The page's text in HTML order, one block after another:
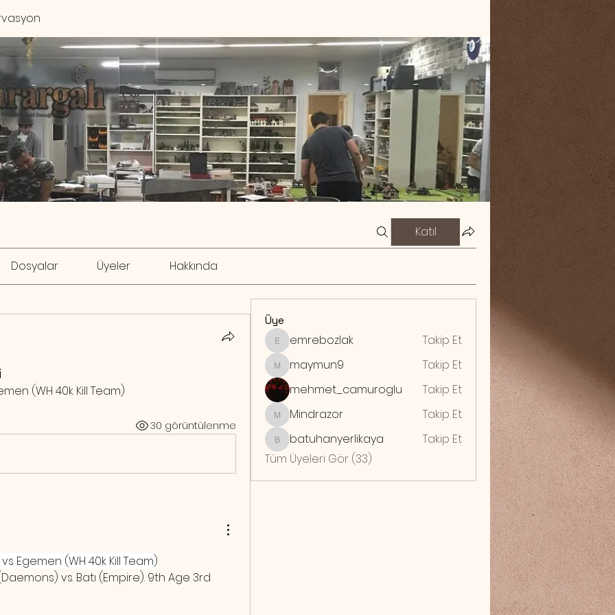
Katıl
Dosyalar Üyeler Hakkında
(WH 40k Kill Team)
30 görüntülenme
Egemen (WH 40k Kill Team)
vs. Batı (Empire). 9th Age 3rd
Üye
emrebozlak
emrebozlak Takip Et
maymun9
maymun9
Takip Et
mehmet_camuroglu
Takip Et
Mindrazor
Mindrazor Takip Et
batuhanyerlikaya
batuhanyerlikaya
Takip Et
Tüm Üyeleri Gör (33)